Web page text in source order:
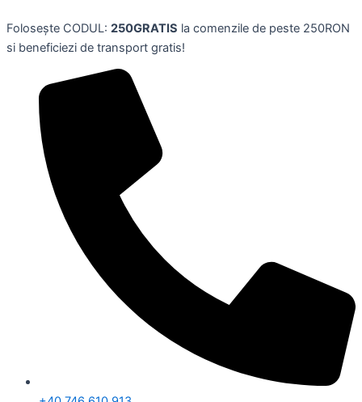
to
content
Folosește CODUL: 250GRATIS la comenzile de peste 250RON
si beneficiezi de transport gratis!
6
rosii
Iepurelui,
MIVPD
quantity